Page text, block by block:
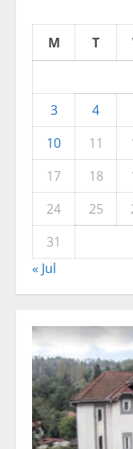
M T
3
4
10
11
17
18
24
25
31
« Jul